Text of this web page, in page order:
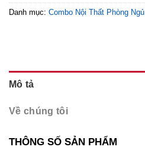
Danh mục: Combo Nội Thất Phòng Ngủ
Mô tả
Về chúng tôi
THÔNG SỐ SẢN PHẨM